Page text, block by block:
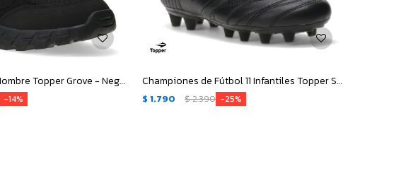
Championes de Hombre Topper Grove - Negro
14
Championes de Fútbol 11 Infantiles Topper San Ciro - Negro
$ 1.790 $2.390 25